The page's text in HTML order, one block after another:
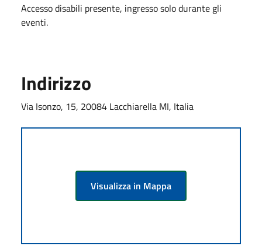
Accesso disabili presente, ingresso solo durante gli
eventi.
Indirizzo
Via Isonzo, 15, 20084 Lacchiarella MI, Italia
Visualizza in Mappa